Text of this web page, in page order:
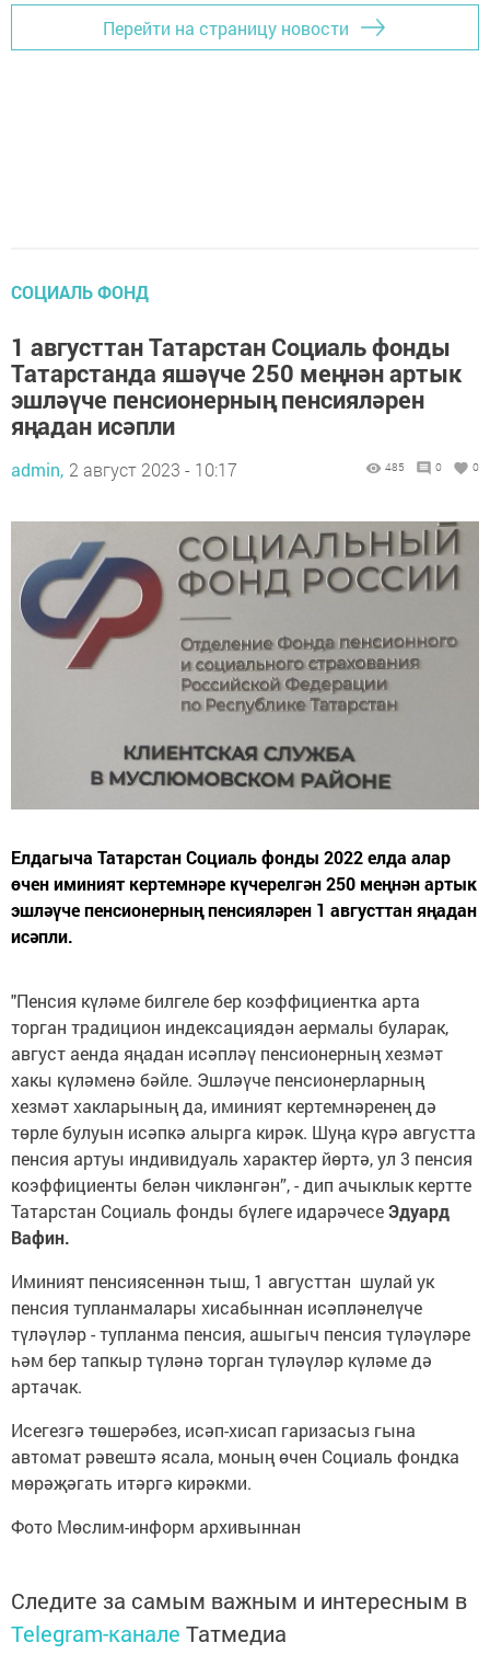
Перейти на страницу новости
СОЦИАЛЬ ФОНД
1 августтан Татарстан Социаль фонды
Татарстанда яшәүче 250 меңнән артык
эшләүче пенсионерның пенсияләрен
яңадан исәпли
admin, 2 август 2023 - 10:17 485 0 0
Елдагыча Татарстан Социаль фонды 2022 елда алар
өчен иминият кертемнәре күчерелгән 250 меңнән артык
эшләүче пенсионерның пенсияләрен 1 августтан яңадан
исәпли.
"Пенсия күләме билгеле бер коэффициентка арта
торган традицион индексациядән аермалы буларак,
август аенда яңадан исәпләү пенсионерның хезмәт
хакы күләменә бәйле. Эшләүче пенсионерларның
хезмәт хакларының да, иминият кертемнәренең дә
төрле булуын исәпкә алырга кирәк. Шуңа күрә августта
пенсия артуы индивидуаль характер йөртә, ул 3 пенсия
коэффициенты белән чикләнгән”, - дип ачыклык кертте
Татарстан Социаль фонды бүлеге идарәчесеЭдуард
Вафин.
Иминият пенсиясеннән тыш, 1 августтан шулай ук
пенсия тупланмалары хисабыннан исәпләнелүче
түләүләр - тупланма пенсия, ашыгыч пенсия түләүләре
һәм бер тапкыр түләнә торган түләүләр күләме дә
артачак.
Исегезгә төшерәбез, исәп-хисап гаризасыз гына
автомат рәвештә ясала, моның өчен Социаль фондка
мөрәҗәгать итәргә кирәкми.
Фото Мөслим-информ архивыннан
Следите за самым важным и интересным в
Telegram-канале Татмедиа